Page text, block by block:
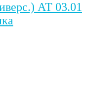
АТ 03.01